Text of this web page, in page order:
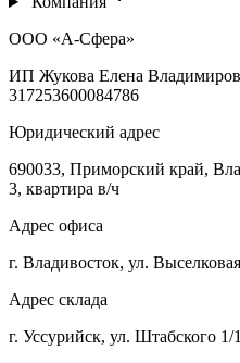
ООО «А-Сфера»
ИП Жукова Елена
317253600084786
Юридический адрес
690033, Приморский край,
3, квартира в/ч
Адрес офиса
г. Владивосток, ул.
Адрес склада
г. Уссурийск, ул. Штабского 1/1